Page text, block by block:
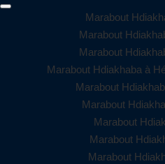
Marabout
Marabout
Marabout
Marabout Hdiakhaba à
Marabout
Marabout
Marabout
Marabout
Marabout